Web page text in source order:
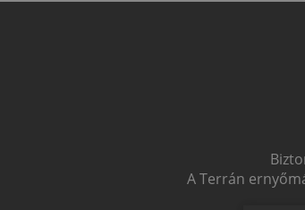
A Terrán